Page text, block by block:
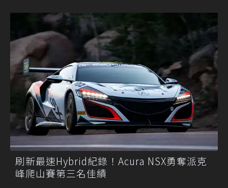
刷新最速Hybrid紀錄！Acura NSX勇奪派克
峰爬山賽第三名佳績